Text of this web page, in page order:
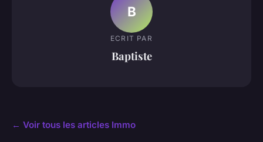
B
ECRIT PAR
Baptiste
← Voir tous les articles Immo